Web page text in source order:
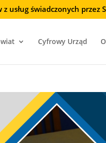
usług świadczonych przez
Cyfrowy Urząd